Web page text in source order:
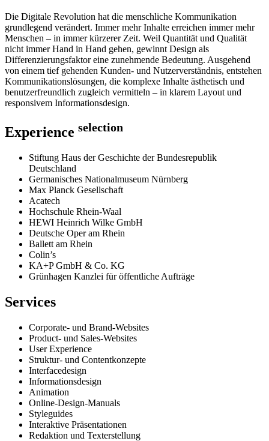
Die Digitale Revolution hat die menschliche Kommunikation
grundlegend verändert. Immer mehr Inhalte erreichen immer mehr
Menschen – in immer kürzerer Zeit. Weil Quantität und Qualität
nicht immer Hand in Hand gehen, gewinnt Design als
Differenzierungsfaktor eine zunehmende Bedeutung. Ausgehend
von einem tief gehenden Kunden- und Nutzerverständnis, entstehen
Kommunikationslösungen, die komplexe Inhalte ästhetisch und
benutzerfreundlich zugleich vermitteln – in klarem Layout und
responsivem Informationsdesign.
Experience selection
Stiftung Haus der Geschichte der Bundesrepublik
Deutschland
Germanisches Nationalmuseum Nürnberg
Max Planck Gesellschaft
Acatech
Hochschule Rhein-Waal
HEWI Heinrich Wilke GmbH
Deutsche Oper am Rhein
Ballett am Rhein
Colin’s
KA+P GmbH & Co. KG
Grünhagen Kanzlei für öffentliche Aufträge
Services
Corporate- und Brand-Websites
Product- und Sales-Websites
User Experience
Struktur- und Contentkonzepte
Interfacedesign
Informationsdesign
Animation
Online-Design-Manuals
Styleguides
Interaktive Präsentationen
Redaktion und Texterstellung